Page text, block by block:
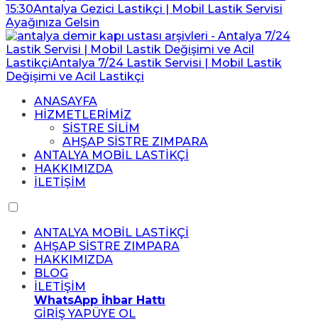
15:30Antalya Gezici Lastikçi | Mobil Lastik Servisi
Ayağınıza Gelsin
ANASAYFA
HİZMETLERİMİZ
SİSTRE SİLİM
AHŞAP SİSTRE ZIMPARA
ANTALYA MOBİL LASTİKÇİ
HAKKIMIZDA
İLETİŞİM
ANTALYA MOBİL LASTİKÇİ
AHŞAP SİSTRE ZIMPARA
HAKKIMIZDA
BLOG
İLETİŞİM
WhatsApp İhbar Hattı
GİRİŞ YAPÜYE OL